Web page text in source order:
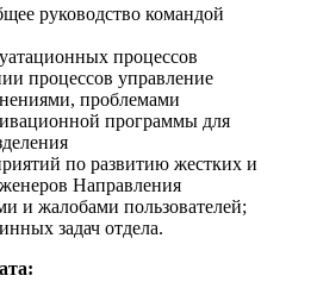
руководство командой
процессов
процессов управление
проблемами
программы для
по развитию жестких и
Направления
и жалобами пользователей;
задач отдела.